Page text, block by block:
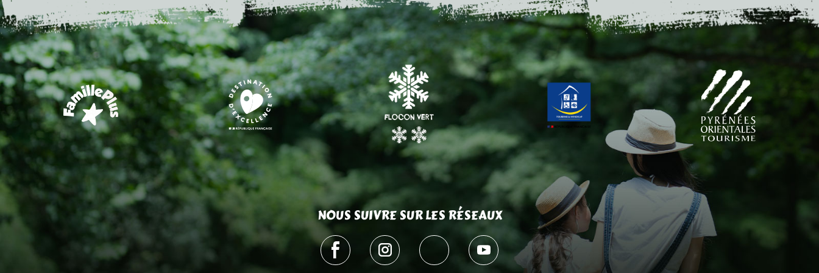
NOUS SUIVRE SUR LES RÉSEAUX